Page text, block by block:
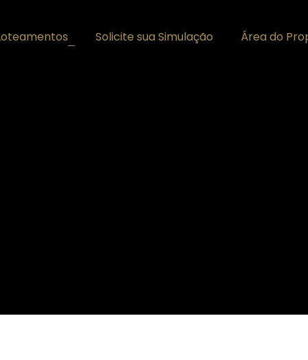
Área do
Solicite sua Simulação